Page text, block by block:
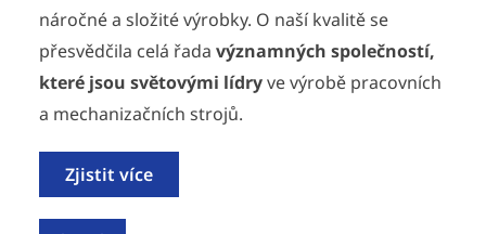
náročné a složité výrobky. O naší kvalitě se
přesvědčila celá řada významných společností,
které jsou světovými lídryve výrobě pracovních
a mechanizačních strojů.
Zjistit více